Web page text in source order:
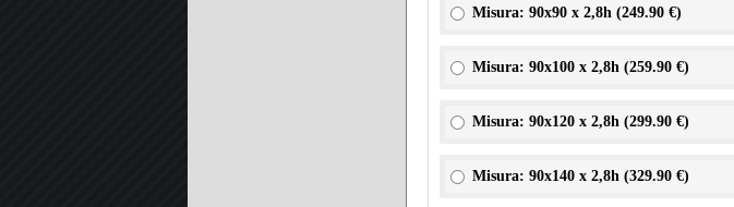
Misura: 90x90 x 2,8h (249.90 €)
Misura: 90x100 x 2,8h (259.90 €)
Misura: 90x120 x 2,8h (299.90 €)
Misura: 90x140 x 2,8h (329.90 €)